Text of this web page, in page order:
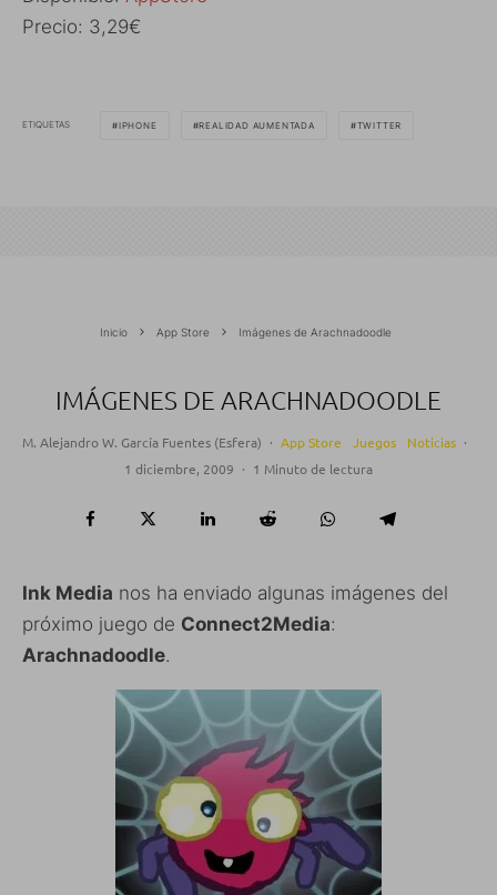
Precio: 3,29€
ETIQUETAS IPHONE REALIDAD AUMENTADA TWITTER
Inicio App Store Imágenes de Arachnadoodle
IMÁGENES DE ARACHNADOODLE
M. Alejandro W. García Fuentes (Esfera) · App Store Juegos Noticias ·
1 diciembre, 2009 · 1 Minuto de lectura
Ink Media nos ha enviado algunas imágenes del
próximo juego de Connect2Media:
Arachnadoodle.